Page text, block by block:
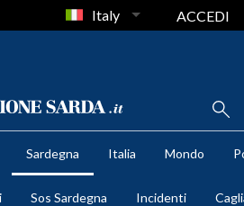
Italy ACCEDI
Sardegna Italia Mondo
Sos Sardegna Incidenti